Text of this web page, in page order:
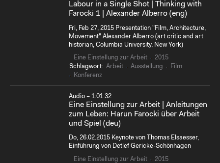
Labour in a Single Shot | Thinking with
Farocki 1 | Alexander Alberro (eng)
Fri, Feb 27, 2015 Presentation "Film, Architecture,
Movement" Alexander Alberro (art critic and art
historian, Columbia University, New York)
Eine Einstellung zur Arbeit
2015
Schlagwort: Arbeit Ausstellung
Film
Konferenz
Audio – 1:01:32
Eine Einstellung zur Arbeit | Anleitungen
zum Leben: Harun Farocki über Arbeit
und Spiel (deu)
Do, 26.02.2015 Keynote von Thomas Elsaesser,
Einführung von Detlef Gericke-Schönhagen
Eine Einstellung zur Arbeit
2015